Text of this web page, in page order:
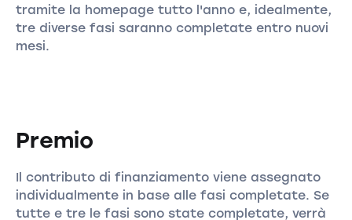
tramite la homepage tutto l'anno e, idealmente,
tre diverse fasi saranno completate entro nuovi
mesi.
Premio
Il contributo di finanziamento viene assegnato
individualmente in base alle fasi completate. Se
tutte e tre le fasi sono state completate, verrà